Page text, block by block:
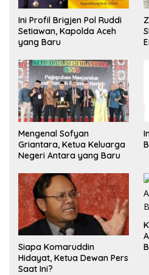
Ini Profil Brigjen Pol Ruddi
Setiawan, Kapolda Aceh
yang Baru
Mengenal Sofyan
Griantara, Ketua Keluarga
Negeri Antara yang Baru
Siapa Komaruddin
Hidayat, Ketua Dewan Pers
Saat Ini?